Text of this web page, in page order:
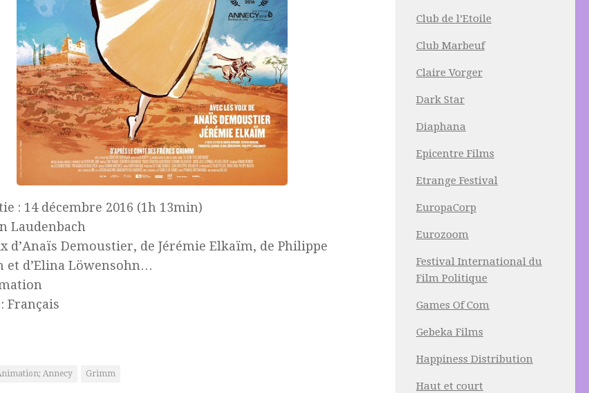
: 14 décembre 2016 (1h 13min)
Laudenbach
d’Anaïs Demoustier, de Jérémie Elkaïm, de Philippe
et d’Elina Löwensohn…
Français
Annecy Grimm
Club de l’Etoile
Club Marbeuf
Claire Vorger
Dark Star
Diaphana
Epicentre Films
Etrange Festival
EuropaCorp
Eurozoom
Festival International du
Film Politique
Games Of Com
Gebeka Films
Happiness Distribution
Haut et court